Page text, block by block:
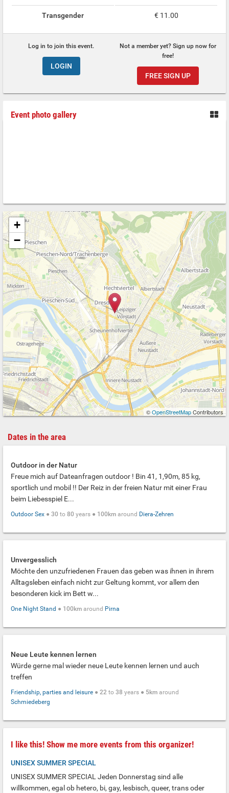
Transgender € 11.00
Log in to join this event.
LOGIN
Not a member yet? Sign up now for
free!
FREE SIGN UP
Event photo gallery
+
−
©OpenStreetMapContributors
Dates in the area
Outdoor in der Natur
Freue mich auf Dateanfragen outdoor ! Bin 41, 1,90m, 85 kg,
sportlich und mobil !! Der Reiz in der freien Natur mit einer Frau
beim Liebesspiel E...
Outdoor Sex ● 30 to 80 years ● 100km around Diera-Zehren
Unvergesslich
Möchte den unzufriedenen Frauen das geben was ihnen in ihrem
Alltagsleben einfach nicht zur Geltung kommt, vor allem den
besonderen kick im Bett w...
One Night Stand ● 100km around Pirna
Neue Leute kennen lernen
Würde gerne mal wieder neue Leute kennen lernen und auch
treffen
Friendship, parties and leisure ● 22 to 38 years ● 5km around
Schmiedeberg
I like this! Show me more events from this organizer!
UNISEX SUMMER SPECIAL
UNISEX SUMMER SPECIAL Jeden Donnerstag sind alle
willkommen, egal ob hetero, bi, gay, lesbisch, queer, trans oder